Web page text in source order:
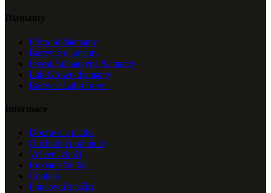
Diamanty
Přírodní diamanty
Barevné diamanty
Investiční barevné diamanty
Lab-Grown diamanty
Barevné Lab-Grown
Informace
Doprava a platba
Obchodní podmínky
Vrácení zboží
Reklamační řád
Cookies
Puncovní značky